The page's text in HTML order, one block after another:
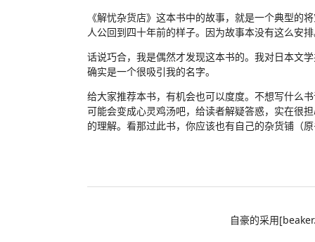
《解忧杂货店》这本书中的故事，就是一个典型的
人公回到四十年前的样子。因为故事本没有这么安
话说巧合，我是偶然才发现这本书的。我对日本文
确实是一个很吸引我的名字。
给大家推荐本书，有机会也可以度度。不想写什么
可能会变成心灵鸡汤吧，给读者解疑答惑，实在很
的理解。看那过此书，你应该也有自己的杂货铺（
自豪的采用